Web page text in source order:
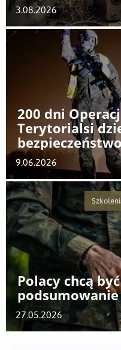
3.08.2026
200 dni
Terytorialsi
krytycznej
9.06.2026
Polacy chcą
27.05.2026